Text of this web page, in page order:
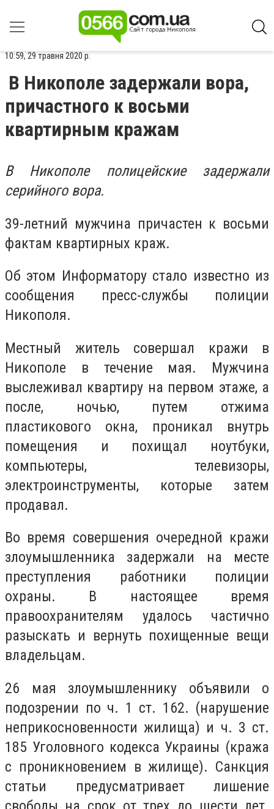
10:59, 29 травня 2020 р.
В Никополе задержали вора,
причастного к восьми
квартирным кражам
В Никополе полицейские задержали
серийного вора.
39-летний мужчина причастен к восьми
фактам квартирных краж.
Об этом Информатору стало известно из
сообщения пресс-службы полиции
Никополя.
Местный житель совершал кражи в
Никополе в течение мая. Мужчина
выслеживал квартиру на первом этаже, а
после, ночью, путем отжима
пластикового окна, проникал внутрь
помещения и похищал ноутбуки,
компьютеры, телевизоры,
электроинструменты, которые затем
продавал.
Во время совершения очередной кражи
злоумышленника задержали на месте
преступления работники полиции
охраны. В настоящее время
правоохранителям удалось частично
разыскать и вернуть похищенные вещи
владельцам.
26 мая злоумышленнику объявили о
подозрении по ч. 1 ст. 162. (нарушение
неприкосновенности жилища) и ч. 3 ст.
185 Уголовного кодекса Украины (кража
с проникновением в жилище). Санкция
статьи предусматривает лишение